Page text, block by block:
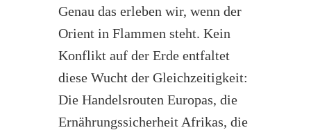
Genau das erleben wir, wenn der
Orient in Flammen steht. Kein
Konflikt auf der Erde entfaltet
diese Wucht der Gleichzeitigkeit:
Die Handelsrouten Europas, die
Ernährungssicherheit Afrikas, die